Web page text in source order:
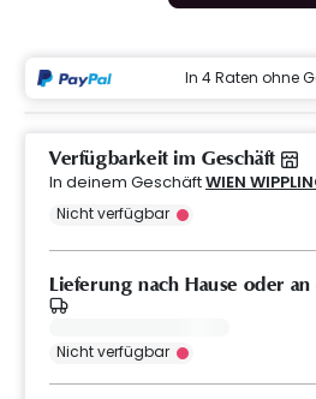
In 4 Raten ohne
Verfügbarkeit im Geschäft
In deinem GeschäftWIEN
Nicht verfügbar
Lieferung nach Hause oder
Nicht verfügbar